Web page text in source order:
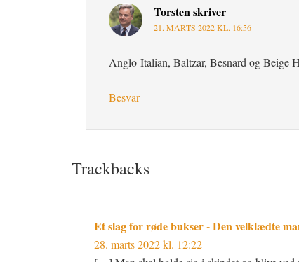
Torstenskriver
21. MARTS 2022 KL. 16:56
Anglo-Italian, Baltzar, Besnard og Beige
Besvar
Trackbacks
Et slag for røde bukser - Den velklædte
28. marts 2022 kl. 12:22